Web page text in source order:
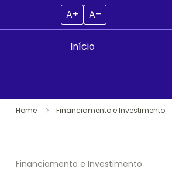
A+ A–
Início
SkipHome Financiamento e Investimento
Financiamento e Investimento